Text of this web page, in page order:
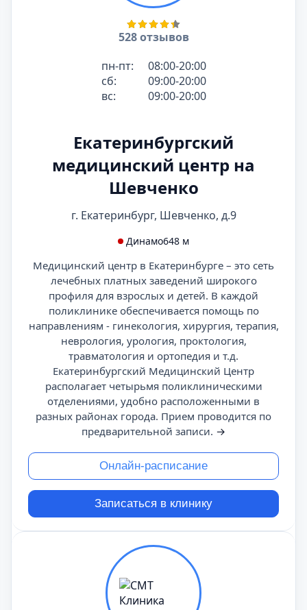
528 отзывов
пн-пт:
08:00-20:00
сб:
09:00-20:00
вс:
09:00-20:00
Екатеринбургский
медицинский центр на
Шевченко
г. Екатеринбург, Шевченко, д.9
Динамо648 м
Медицинский центр в Екатеринбурге – это сеть
лечебных платных заведений широкого
профиля для взрослых и детей. В каждой
поликлинике обеспечивается помощь по
направлениям - гинекология, хирургия, терапия,
неврология, урология, проктология,
травматология и ортопедия и т.д.
Екатеринбургский Медицинский Центр
располагает четырьмя поликлиническими
отделениями, удобно расположенными в
разных районах города. Прием проводится по
предварительной записи. →
Онлайн-расписание
Записаться в клинику